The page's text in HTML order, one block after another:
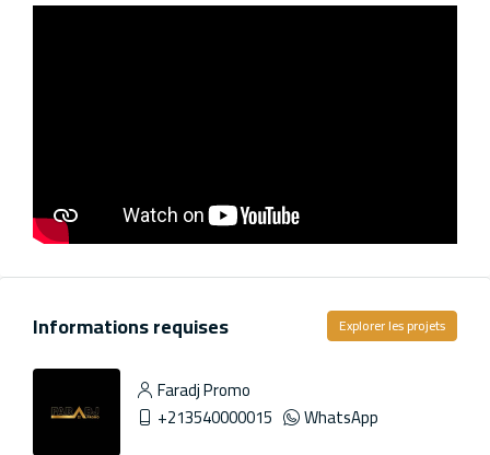
Informations requises Explorer les projets
Faradj Promo
+213540000015
WhatsApp